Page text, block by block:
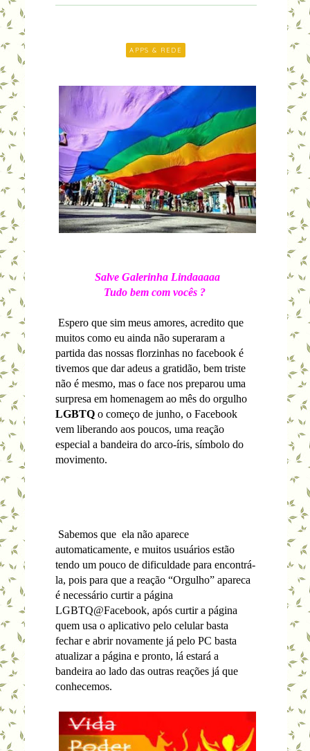
APPS & REDE
Salve Galerinha Lindaaaaa
Tudo bem com vocês ?
Espero que sim meus amores, acredito que
muitos como eu ainda não superaram a
partida das nossas florzinhas no facebook é
tivemos que dar adeus a gratidão, bem triste
não é mesmo, mas o face nos preparou uma
surpresa em homenagem ao mês do orgulho
LGBTQ o começo de junho, o Facebook
vem liberando aos poucos, uma reação
especial a bandeira do arco-íris, símbolo do
movimento.
Sabemos que ela não aparece
automaticamente, e muitos usuários estão
tendo um pouco de dificuldade para encontrá-
la, pois para que a reação “Orgulho” apareca
é necessário curtir a página
LGBTQ@Facebook, após curtir a página
quem usa o aplicativo pelo celular basta
fechar e abrir novamente já pelo PC basta
atualizar a página e pronto, lá estará a
bandeira ao lado das outras reações já que
conhecemos.